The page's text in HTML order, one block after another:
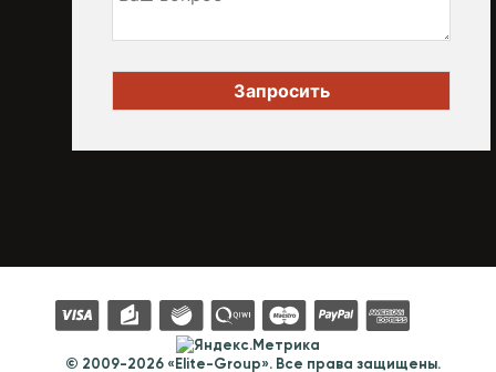
© 2009-2026 «Elite-Group». Все права защищены.